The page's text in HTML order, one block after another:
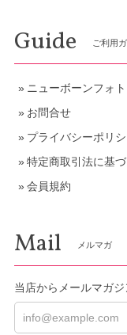
Guide ご利用
ニューボーンフォ
お問合せ
プライバシーポリ
特定商取引法に基
会員規約
Mail メルマガ
当店からメールマガジ